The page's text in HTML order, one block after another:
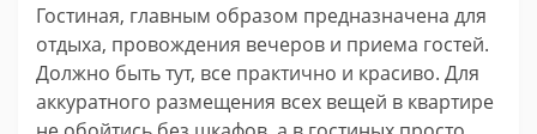
Гостиная, главным образом предназначена для
отдыха, провождения вечеров и приема гостей.
Должно быть тут, все практично и красиво. Для
аккуратного размещения всех вещей в квартире